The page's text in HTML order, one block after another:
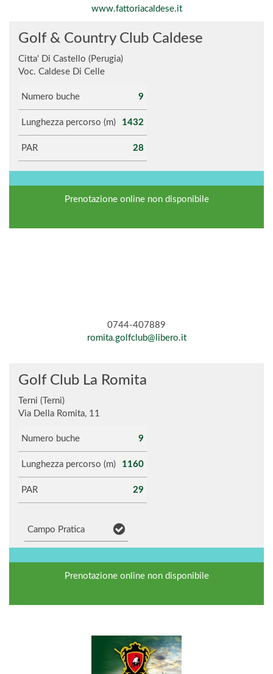
www.fattoriacaldese.it
Golf & Country Club Caldese
Citta' Di Castello (Perugia)
Voc. Caldese Di Celle
Numero buche 9
Lunghezza percorso (m) 1432
PAR 28
Prenotazione online non disponibile
0744-407889
romita.golfclub@libero.it
Golf Club La Romita
Terni (Terni)
Via Della Romita, 11
Numero buche 9
Lunghezza percorso (m) 1160
PAR 29
Campo Pratica
Prenotazione online non disponibile